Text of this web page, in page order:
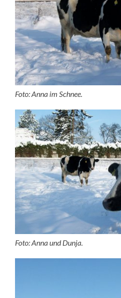
Foto: Anna im Schnee.
Foto: Anna und Dunja.